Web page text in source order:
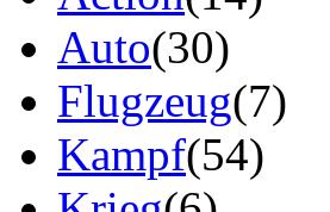
Auto(30)
Flugzeug(7)
Kampf(54)